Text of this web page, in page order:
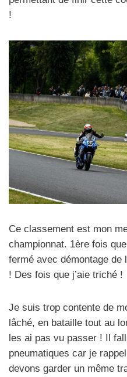
!
Ce classement est mon
championnat. 1ère fois
fermé avec démontage
! Des fois que j’aie triché !
Je suis trop contente de
lâché, en bataille tout au
les ai pas vu passer ! Il
pneumatiques car je
devons garder un même